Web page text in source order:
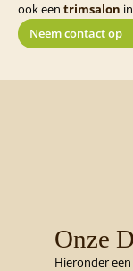
ook een trimsalon
Neem contact op
Onze
Hieronder